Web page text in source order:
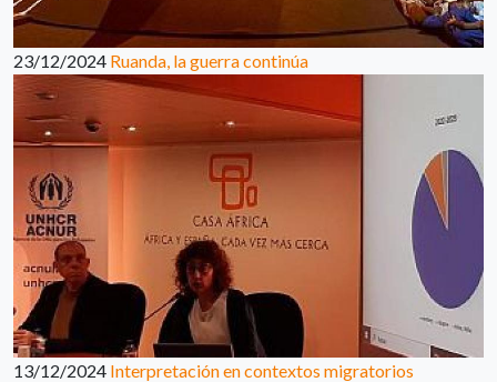
23/12/2024 Ruanda, la guerra continúa
13/12/2024 Interpretación en contextos migratorios